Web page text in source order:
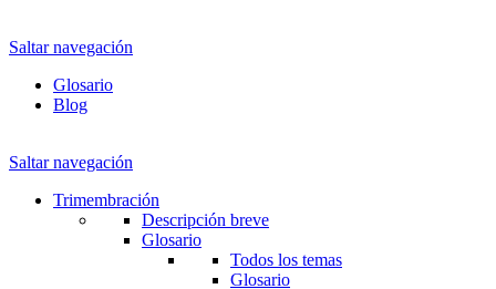
Saltar navegación
Glosario
Blog
Saltar navegación
Trimembración
Descripción breve
Glosario
Todos los temas
Glosario